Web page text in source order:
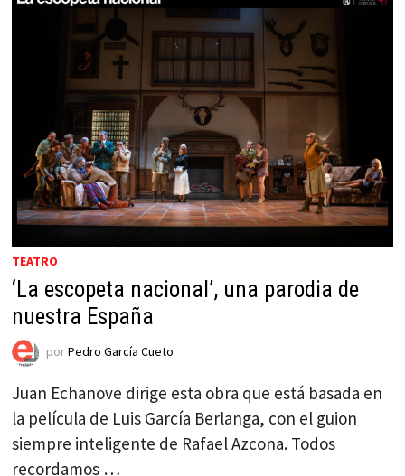
TEATRO
‘La escopeta nacional’, una parodia de
nuestra España
porPedro García Cueto
Juan Echanove dirige esta obra que está basada en
la película de Luis García Berlanga, con el guion
siempre inteligente de Rafael Azcona. Todos
recordamos …